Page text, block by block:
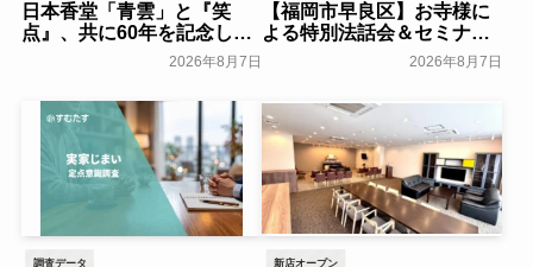
日本香堂「青雲」と『笑
点』、共に60年を記念した
初コラボ！オリジナルグッ
ズのプレゼントキャンペー
ンを実施～日本香堂～
一般公開
2026年8月7日
【福岡市早良区】お寺様に
よる特別法話会＆セミナー
特典「無料試食会」を8月
18日(月)にシティホール飯
一般公開
2026年8月7日
調査データ 新店オープン